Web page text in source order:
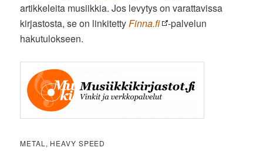
artikkeleita musiikkia. Jos levytys on varattavissa
kirjastosta, se on linkitetty Finna.fi
-palvelun
hakutulokseen.
METAL, HEAVY SPEED